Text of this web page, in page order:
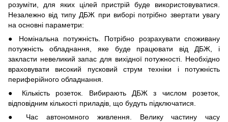
розуміти, для яких цілей пристрій буде використовуватися.
Незалежно від типу ДБЖ при виборі потрібно звертати увагу
на основні параметри:
● Номінальна потужність. Потрібно розрахувати споживану
потужність обладнання, яке буде працювати від ДБЖ, і
закласти невеликий запас для вихідної потужності. Необхідно
враховувати високий пусковий струм техніки і потужність
периферійного обладнання.
● Кількість розеток. Вибирають ДБЖ з числом розеток,
відповідним кількості приладів, що будуть підключатися.
● Час автономного живлення. Велику частину часу